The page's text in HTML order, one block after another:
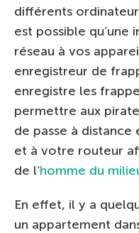
différents
est possible
réseau à vos
enregistreur de
enregistre les
permettre aux
de passe à distance
et à votre routeur
de l’homme du
En effet, il y a
un appartement